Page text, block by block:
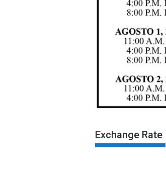
Exchange Rate